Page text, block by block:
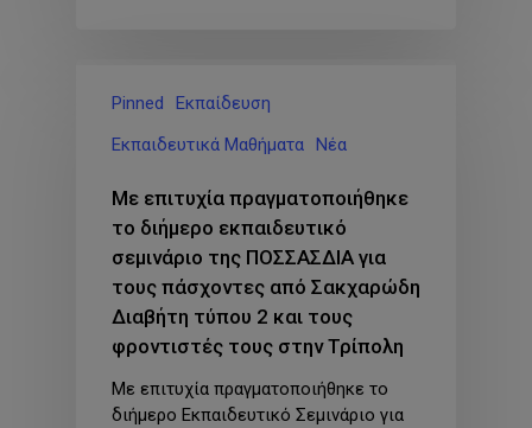
Pinned
Εκπαίδευση
Εκπαιδευτικά Μαθήματα Νέα
Με επιτυχία πραγματοποιήθηκε
το διήμερο εκπαιδευτικό
σεμινάριο της ΠΟΣΣΑΣΔΙΑ για
τους πάσχοντες από Σακχαρώδη
Διαβήτη τύπου 2 και τους
φροντιστές τους στην Τρίπολη
Με επιτυχία πραγματοποιήθηκε το
διήμερο Eκπαιδευτικό Σεμινάριο για